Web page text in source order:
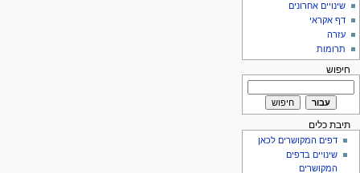
שינויים אחרונים
דף אקראי
עזרה
תרומות
חיפוש
תיבת כלים
דפים המקושרים לכאן
שינויים בדפים
המקושרים